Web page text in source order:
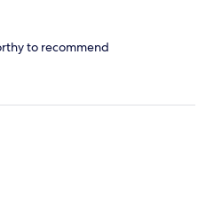
to recommend